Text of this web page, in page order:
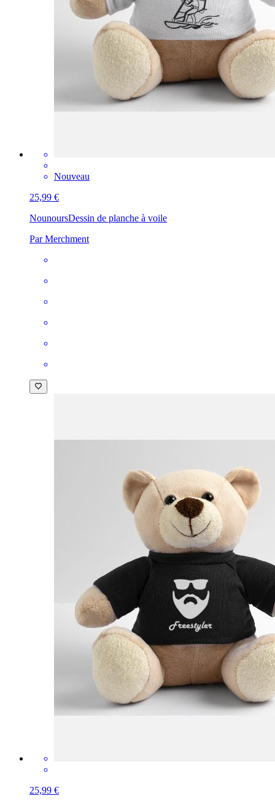
Nouveau
25,99 €
NounoursDessin de planche à voile
Par Merchment
25,99 €